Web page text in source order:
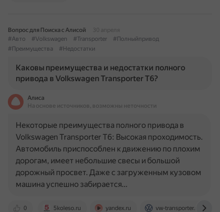
Вопрос для Поиска с Алисой
30 апреля
#Авто
#Volkswagen #Transporter
#Полныйпривод
#Преимущества
#Недостатки
Каковы преимущества и недостатки полного
привода в Volkswagen Transporter T6?
Алиса
На основе источников, возможны неточности
0 5koleso.ru yandex.ru vw-transporter.ru
Некоторые преимущества полного привода в
Volkswagen Transporter T6: Высокая проходимость.
Автомобиль приспособлен к движению по плохим
дорогам, имеет небольшие свесы и большой
дорожный просвет. Даже с загруженным кузовом
машина успешно забирается…